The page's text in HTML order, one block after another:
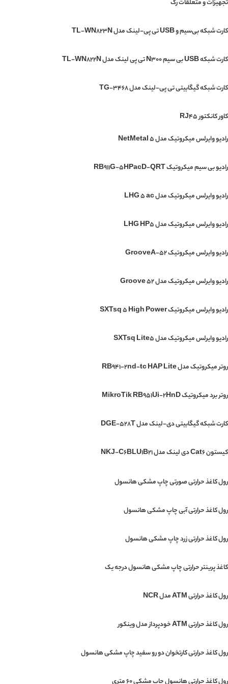
تجهیزات و متعلقات رک
کارت شبکه بی‌سیم و USB تی پی-لینک مدل TL-WN823N
کارت شبکه USB بی‌ سیم N300 تی پی لینک مدل TL-WN822N
کارت شبکه گیگابیتی تی پی-لینک مدل TG-3468
کاور کانکتور RJ45
رادیو وایرلس میکروتیک مدل NetMetal 5
رادیو بی سیم میکروتیک RB911G-5HPacD-QRT
رادیو وایرلس میکروتیک مدل LHG 5 ac
رادیو وایرلس میکروتیک مدل LHG HP5
رادیو وایرلس میکروتیک GrooveA-52
رادیو وایرلس میکروتیک مدل Groove 52
رادیو وایرلس میکروتیک SXTsq 5 High Power
رادیو وایرلس میکروتیک مدل SXTsq Lite5
روتر میکروتیک مدل RB941-2nd-tc HAP Lite
روتر برد میکروتیک MikroTik RB951Ui-2HnD
کارت شبکه گیگابیتی دی-لینک مدل DGE-528T
کیستون Cat6 دی لینک مدل NKJ-C6BLU1B21
رول کاغذ حرارتی صورتی چاپ مشکی هانسول
رول کاغذ حرارتی آبی چاپ مشکی هانسول
رول کاغذ حرارتی زرد چاپ مشکی هانسول
کاغذ پرینتر حرارتی چاپ مشکی هانسول درجه یک
رول کاغذ حرارتی ATM مدل NCR
رول کاغذ حرارتی ATM خودپرداز مدل وینکور
رول کاغذ حرارتی کارتخوان دو رو سفید چاپ مشکی هانسول
رول کاغذ حرارتی هانسول چاپ مشکی 60 متری